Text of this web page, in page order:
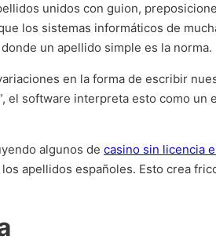
unidos con guion,
los sistemas informáticos de
un apellido simple es la norma.
en la forma de escribir
el software interpreta esto como un
algunos de casino sin licencia
apellidos españoles. Esto crea